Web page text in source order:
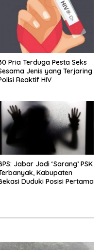
Pria Terduga Pesta Seks
Jenis yang Terjaring
Reaktif HIV
Jabar Jadi ‘Sarang’ PSK
Kabupaten
Duduki Posisi Pertama